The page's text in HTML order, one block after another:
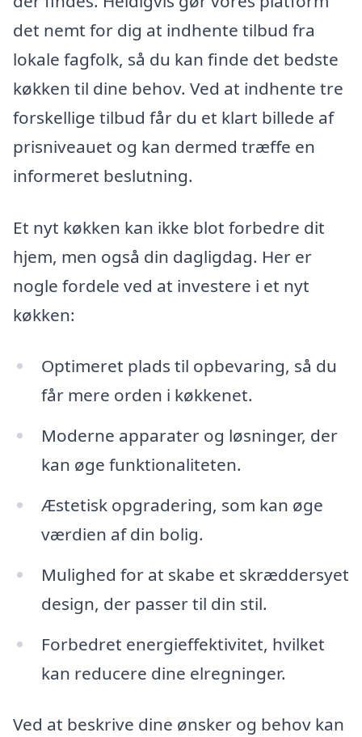
det nemt for dig at indhente tilbud fra
lokale fagfolk, så du kan finde det bedste
køkken til dine behov. Ved at indhente tre
forskellige tilbud får du et klart billede af
prisniveauet og kan dermed træffe en
informeret beslutning.
Et nyt køkken kan ikke blot forbedre dit
hjem, men også din dagligdag. Her er
nogle fordele ved at investere i et nyt
køkken:
Optimeret plads til opbevaring, så du
får mere orden i køkkenet.
Moderne apparater og løsninger, der
kan øge funktionaliteten.
Æstetisk opgradering, som kan øge
værdien af din bolig.
Mulighed for at skabe et skræddersyet
design, der passer til din stil.
Forbedret energieffektivitet, hvilket
kan reducere dine elregninger.
Ved at beskrive dine ønsker og behov kan